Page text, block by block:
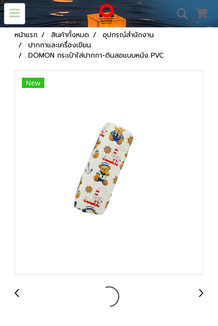
หน้าแรก สินค้าทั้งหมด
อุปกรณ์สำนักงาน
ปากกาและเครื่องเขียน
DOMON กระเป๋าใส่ปากกา-ดินสอแบบหนัง PVC
New